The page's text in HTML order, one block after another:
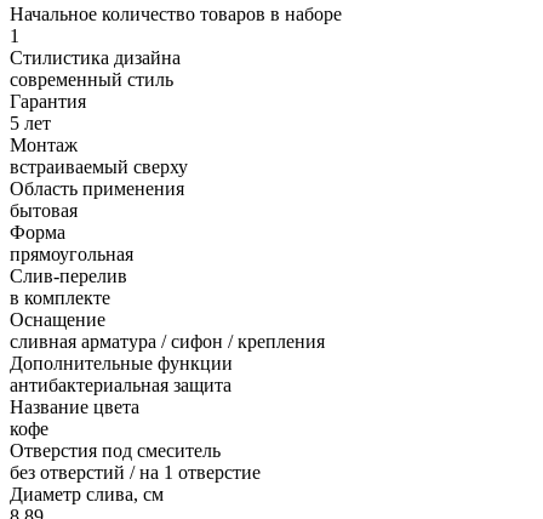
Начальное количество товаров в наборе
1
Стилистика дизайна
современный стиль
Гарантия
5 лет
Монтаж
встраиваемый сверху
Область применения
бытовая
Форма
прямоугольная
Слив-перелив
в комплекте
Оснащение
сливная арматура / сифон / крепления
Дополнительные функции
антибактериальная защита
Название цвета
кофе
Отверстия под смеситель
без отверстий / на 1 отверстие
Диаметр слива, см